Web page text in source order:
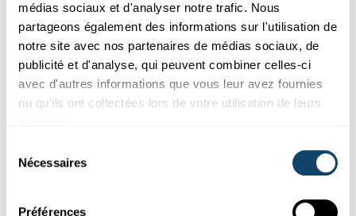
médias sociaux et d'analyser notre trafic. Nous
partageons également des informations sur l'utilisation de
notre site avec nos partenaires de médias sociaux, de
publicité et d'analyse, qui peuvent combiner celles-ci
avec d'autres informations que vous leur avez fournies
ou qu'ils ont collectées lors de votre utilisation de leurs
Nécessaires
Préférences
Birte Nienaber: Angesichts zunehmender globaler
Krisen – von der Covid-19-Pandemie über den
internationalen Terrorismus bis hin zu geopolitischen
Spannungen – ist eine Reform des Schengener
Abkommens dringend erforderlich. Auch der Aufstieg
von Populismus und Nationalismus in vielen Teilen
Kontinents. Schengen muss krisenfester und zugleich
demokratischer gestaltet werden. Der Außengrenzschutz
im Einklang mit den Menschenrechten erfolgen – nicht als